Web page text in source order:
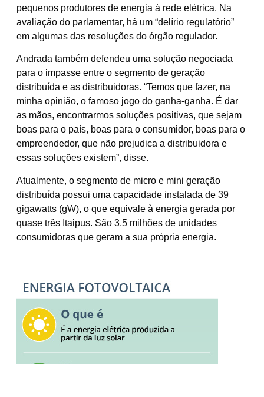
pequenos produtores de energia à rede elétrica. Na
avaliação do parlamentar, há um “delírio regulatório”
em algumas das resoluções do órgão regulador.
Andrada também defendeu uma solução negociada
para o impasse entre o segmento de geração
distribuída e as distribuidoras. “Temos que fazer, na
minha opinião, o famoso jogo do ganha-ganha. É dar
as mãos, encontrarmos soluções positivas, que sejam
boas para o país, boas para o consumidor, boas para o
empreendedor, que não prejudica a distribuidora e
essas soluções existem”, disse.
Atualmente, o segmento de micro e mini geração
distribuída possui uma capacidade instalada de 39
gigawatts (gW), o que equivale à energia gerada por
quase três Itaipus. São 3,5 milhões de unidades
consumidoras que geram a sua própria energia.